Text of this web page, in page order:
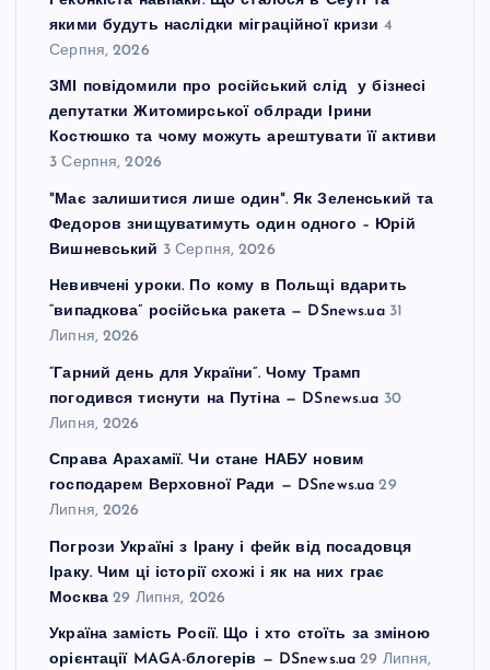
якими будуть наслідки міграційної кризи 4
Серпня, 2026
ЗМІ повідомили про російський слід у бізнесі
депутатки Житомирської облради Ірини
Костюшко та чому можуть арештувати її активи
3 Серпня, 2026
"Має залишитися лише один". Як Зеленський та
Федоров знищуватимуть один одного – Юрій
Вишневський 3 Серпня, 2026
Невивчені уроки. По кому в Польщі вдарить
“випадкова” російська ракета — DSnews.ua 31
Липня, 2026
“Гарний день для України”. Чому Трамп
погодився тиснути на Путіна — DSnews.ua 30
Липня, 2026
Справа Арахамії. Чи стане НАБУ новим
господарем Верховної Ради — DSnews.ua 29
Липня, 2026
Погрози Україні з Ірану і фейк від посадовця
Іраку. Чим ці історії схожі і як на них грає
Москва 29 Липня, 2026
Україна замість Росії. Що і хто стоїть за зміною
орієнтації MAGA-блогерів — DSnews.ua 29 Липня,